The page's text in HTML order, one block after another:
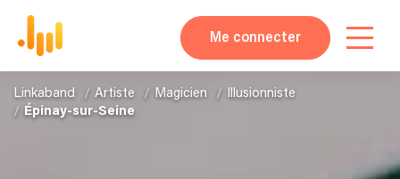
Me connecter
Linkaband Artiste Magicien
Illusionniste
Épinay-sur-Seine